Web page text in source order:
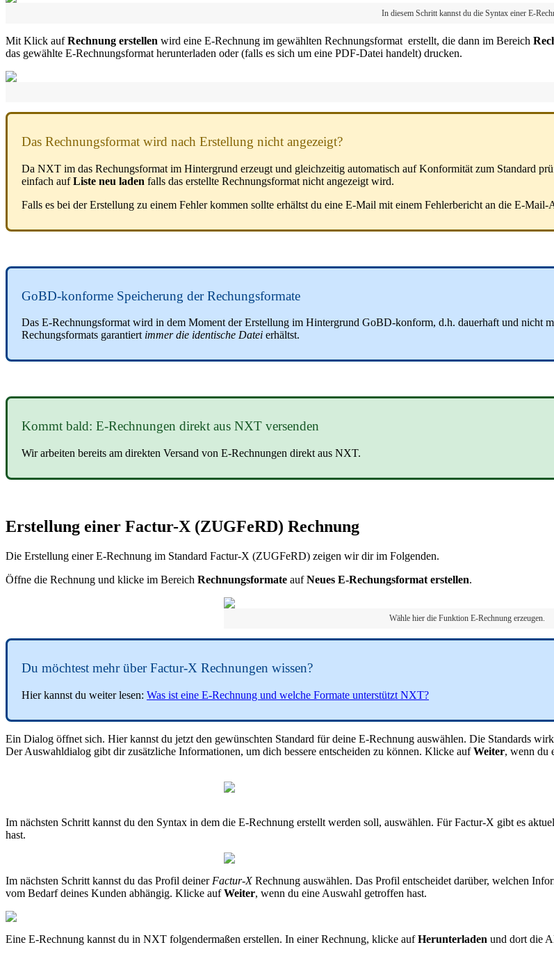
In diesem Schritt kannst du die Syntax einer E-
Mit Klick aufRechnung erstellen wird eine E-Rechnung im gewählten Rechnungsformat erstellt, die dann im Bereich
das gewählte E-Rechnungsformat herunterladen oder (falls es sich um eine PDF-Datei handelt) drucken.
Das Rechnungsformat wird nach Erstellung nicht angezeigt?
Da NXT im das Rechungsformat im Hintergrund erzeugt und gleichzeitig automatisch auf Konformität zum Standard
einfach aufListe neu laden falls das erstellte Rechnungsformat nicht angezeigt wird.
Falls es bei der Erstellung zu einem Fehler kommen sollte erhältst du eine E-Mail mit einem Fehlerbericht an die E-Mail-
GoBD-konforme Speicherung der Rechungsformate
Das E-Rechnungsformat wird in dem Moment der Erstellung im Hintergrund GoBD-konform, d.h. dauerhaft und nicht
Rechungsformats garantiert immer die identische Datei erhältst.
Kommt bald: E-Rechnungen direkt aus NXT versenden
Wir arbeiten bereits am direkten Versand von E-Rechnungen direkt aus NXT.
Erstellung einer Factur-X (ZUGFeRD) Rechnung
Die Erstellung einer E-Rechnung im Standard Factur-X (ZUGFeRD) zeigen wir dir im Folgenden.
Öffne die Rechnung und klicke im Bereich Rechnungsformate aufNeues E-Rechungsformat erstellen.
Wähle hier die Funktion E-Rechnung erzeugen.
Du möchtest mehr über Factur-X Rechnungen wissen?
Hier kannst du weiter lesen: Was ist eine E-Rechnung und welche Formate unterstützt NXT?
Ein Dialog öffnet sich. Hier kannst du jetzt den gewünschten Standard für deine E-Rechnung auswählen. Die Standards
Der Auswahldialog gibt dir zusätzliche Informationen, um dich bessere entscheiden zu können. Klicke aufWeiter, wenn du
Im nächsten Schritt kannst du den Syntax in dem die E-Rechnung erstellt werden soll, auswählen. Für Factur-X gibt es
hast.
Im nächsten Schritt kannst du das Profil deiner Factur-XRechnung auswählen. Das Profil entscheidet darüber, welchen
vom Bedarf deines Kunden abhängig. Klicke aufWeiter, wenn du eine Auswahl getroffen hast.
Eine E-Rechnung kannst du in NXT folgendermaßen erstellen. In einer Rechnung, klicke aufHerunterladen und dort die